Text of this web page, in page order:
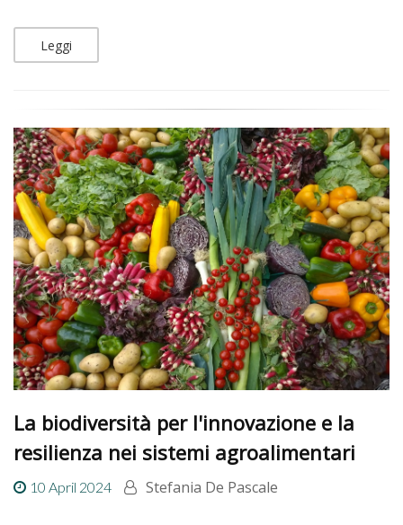
Leggi
La biodiversità per l'innovazione e la
resilienza nei sistemi agroalimentari
10 April 2024 Stefania De Pascale